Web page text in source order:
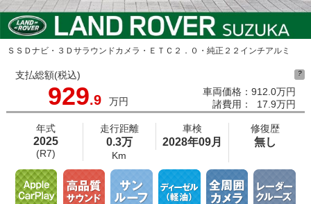
ＳＳＤナビ・３Ｄサラウンドカメラ・ＥＴＣ２．０・純正２２インチアルミ
支払総額(税込)
929.9 万円
車両価格：
諸費用：
912.0万円
17.9万円
?
年式
2025
(R7)
走行距離
0.3万
Km
車検
2028年09月
修復歴
無し